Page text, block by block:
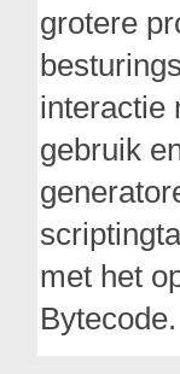
grotere
interactie
gebruik
met het
Bytecode.